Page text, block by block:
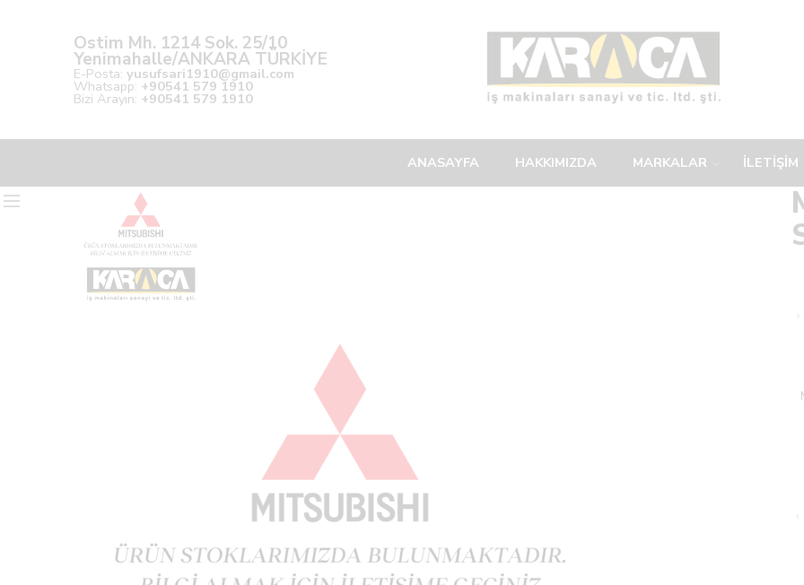
Ostim Mh. 1214 Sok. 25/10
Yenimahalle/ANKARA TÜRKİYE
E-Posta: yusufsari1910@gmail.com
Whatsapp: +90541 579 1910
Bizi Arayın: +90541 579 1910
ANASAYFA HAKKIMIZDA MARKALAR İLETİŞİM